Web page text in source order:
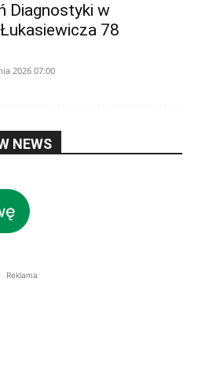
Diagnostyki w
78
2026 07:00
NEWS
Reklama